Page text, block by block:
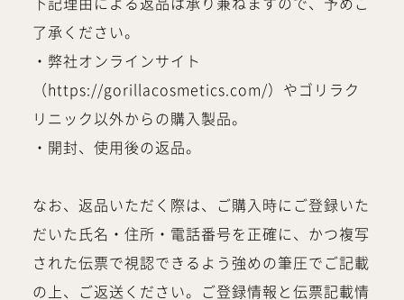
下記理由による返品は承り兼ねますので、予めご
了承ください。
・弊社オンラインサイト
（https://gorillacosmetics.com/）やゴリラク
リニック以外からの購入製品。
・開封、使用後の返品。
なお、返品いただく際は、ご購入時にご登録いた
だいた氏名・住所・電話番号を正確に、かつ複写
された伝票で視認できるよう強めの筆圧でご記載
の上、ご返送ください。ご登録情報と伝票記載情